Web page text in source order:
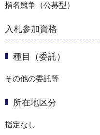
指名競争（公募型）
入札参加資格
種目（委託）
その他の委託等
所在地区分
指定なし